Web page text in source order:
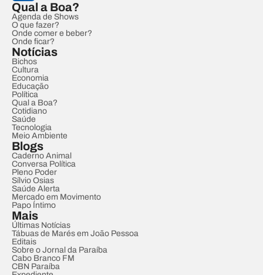
Qual a Boa?
Agenda de Shows
O que fazer?
Onde comer e beber?
Onde ficar?
Notícias
Bichos
Cultura
Economia
Educação
Política
Qual a Boa?
Cotidiano
Saúde
Tecnologia
Meio Ambiente
Blogs
Caderno Animal
Conversa Política
Pleno Poder
Sílvio Osias
Saúde Alerta
Mercado em Movimento
Papo Íntimo
Mais
Últimas Notícias
Tábuas de Marés em João Pessoa
Editais
Sobre o Jornal da Paraíba
Cabo Branco FM
CBN Paraíba